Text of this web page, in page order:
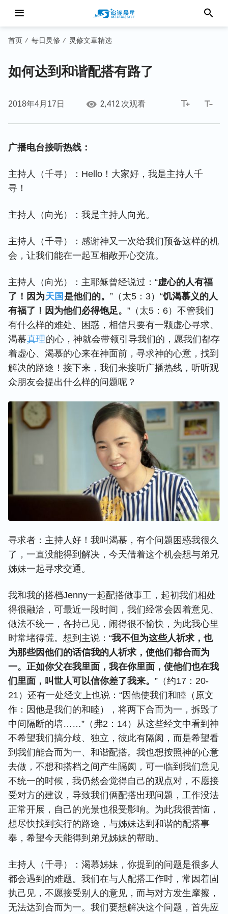
首页 / 每日灵修 / 灵修文章精选
如何达到和谐配搭有路了
2018年4月17日 2,412 次观看
广播电台接听热线：
主持人（千寻）：Hello！大家好，我是主持人千
寻！
主持人（向光）：我是主持人向光。
主持人（千寻）：感谢神又一次给我们预备这样的机
会，让我们能在一起互相敞开心交流。
主持人（向光）：主耶稣曾经说过：“虚心的人有福
了！因为天国 是他们的。 ”（太5：3）“饥渴慕义的人
有福了！因为他们必得饱足。 ”（太5：6）不管我们
有什么样的难处、困惑，相信只要有一颗虚心寻求、
渴慕真理的心，神就会带领引导我们的，愿我们都存
着虚心、渴慕的心来在神面前，寻求神的心意，找到
解决的路途！接下来，我们来接听广播热线，听听观
众朋友会提出什么样的问题呢？
寻求者：主持人好！我叫渴慕，有个问题困惑我很久
了，一直没能得到解决，今天借着这个机会想与弟兄
姊妹一起寻求交通。
我和我的搭档Jenny一起配搭做事工，起初我们相处
得很融洽，可最近一段时间，我们经常会因着意见、
做法不统一，各持己见，闹得很不愉快，为此我心里
时常堵得慌。想到主说：“我不但为这些人祈求，也
为那些因他们的话信我的人祈求，使他们都合而为
一。正如你父在我里面，我在你里面，使他们也在我
们里面，叫世人可以信你差了我来。 ”（约17：20-
21）还有一处经文上也说：“因他使我们和睦（原文
作：因他是我们的和睦），将两下合而为一，拆毁了
中间隔断的墙……”（弗2：14）从这些经文中看到神
不希望我们搞分歧、独立，彼此有隔阂，而是希望看
到我们能合而为一、和谐配搭。我也想按照神的心意
去做，不想和搭档之间产生隔阂，可一临到我们意见
不统一的时候，我仍然会觉得自己的观点对，不愿接
受对方的建议，导致我们俩配搭出现问题，工作没法
正常开展，自己的光景也很受影响。为此我很苦恼，
想尽快找到实行的路途，与姊妹达到和谐的配搭事
奉，希望今天能得到弟兄姊妹的帮助。
主持人（千寻）：渴慕姊妹，你提到的问题是很多人
都会遇到的难题。我们在与人配搭工作时，常因着固
执己见，不愿接受别人的意见，而与对方发生摩擦，
无法达到合而为一。我们要想解决这个问题，首先应